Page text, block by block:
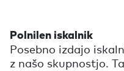
Polnilen iskalnik
Posebno izdajo
z našo skupnostjo.